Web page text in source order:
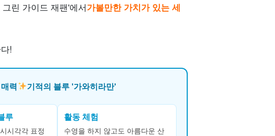
린 가이드 재팬'에서가볼만한 가치가 있는 세
!
력 기적의 블루 '가와히라만'
루
시각각 표정
활동 체험
수영을 하지 않고도 아름다운 산